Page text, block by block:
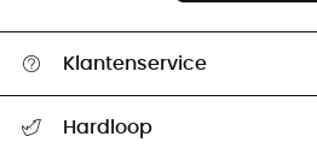
Klantenservice
Mijn zending volgen
Hardloop